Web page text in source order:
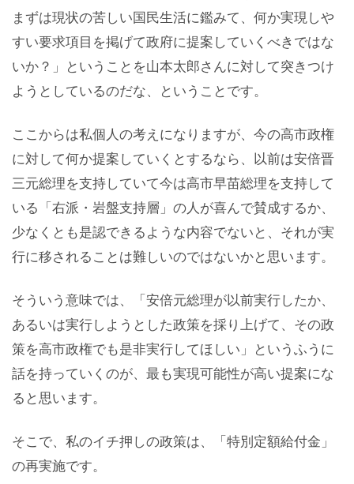
まずは現状の苦しい国民生活に鑑みて、何か実現しや
すい要求項目を掲げて政府に提案していくべきではな
いか？」ということを山本太郎さんに対して突きつけ
ようとしているのだな、ということです。
ここからは私個人の考えになりますが、今の高市政権
に対して何か提案していくとするなら、以前は安倍晋
三元総理を支持していて今は高市早苗総理を支持して
いる「右派・岩盤支持層」の人が喜んで賛成するか、
少なくとも是認できるような内容でないと、それが実
行に移されることは難しいのではないかと思います。
そういう意味では、「安倍元総理が以前実行したか、
あるいは実行しようとした政策を採り上げて、その政
策を高市政権でも是非実行してほしい」というふうに
話を持っていくのが、最も実現可能性が高い提案にな
ると思います。
そこで、私のイチ押しの政策は、「特別定額給付金」
の再実施です。